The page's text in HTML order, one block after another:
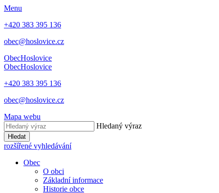
Menu
+420 383 395 136
obec@hoslovice.cz
ObecHoslovice
ObecHoslovice
+420 383 395 136
obec@hoslovice.cz
Mapa webu
Hledaný výraz
Hledat
rozšířené vyhledávání
Obec
O obci
Základní informace
Historie obce